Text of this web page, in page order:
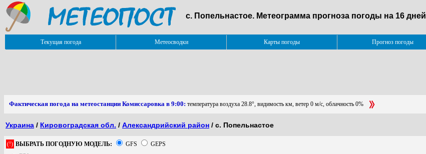
с. Попельнастое. Метеограмма прогноза погоды на 16 дней
Текущая погода Метеосводки Карты погоды Прогноз погоды
Фактическая погода на метеостанции Комиссаровка в 9:00: температура воздуха 28.8°, видимость км, ветер 0 м/с, облачность 0%
Украина / Кировоградская обл. / Александрийский район / с. Попельнастое
(!) ВЫБРАТЬ ПОГОДНУЮ МОДЕЛЬ: GFS GEPS